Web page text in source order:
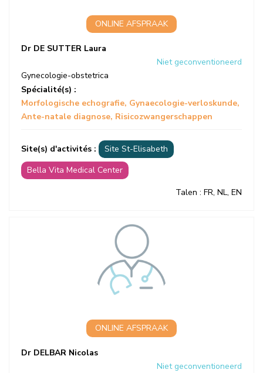
ONLINE AFSPRAAK
Dr DE SUTTER Laura
Niet geconventioneerd
Gynecologie-obstetrica
Spécialité(s) :
Morfologische echografie Gynaecologie-verloskunde
Ante-natale diagnose Risicozwangerschappen
Site(s) d'activités :
Site St-Elisabeth
Bella Vita Medical Center
Talen : FR, NL, EN
ONLINE AFSPRAAK
Dr DELBAR Nicolas
Niet geconventioneerd